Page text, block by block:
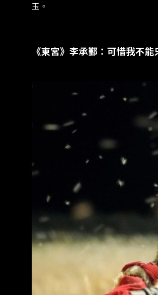
玉。
《東宮》李承鄞：可惜我不